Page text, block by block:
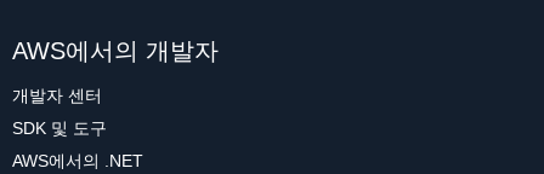
AWS에서의 개발자
개발자 센터
SDK 및 도구
AWS에서의 .NET